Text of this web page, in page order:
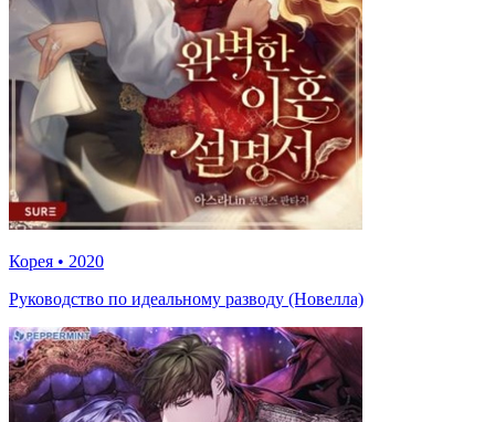
Корея • 2020
Руководство по идеальному разводу (Новелла)